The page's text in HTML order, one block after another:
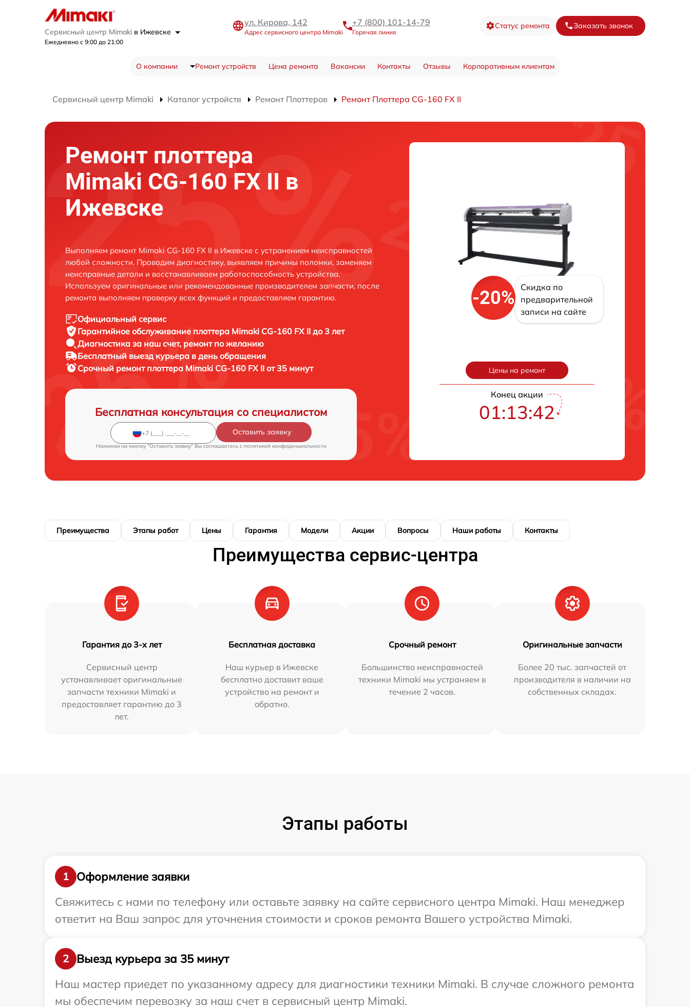
Сервисный центр Mimaki в Ижевске
Ежедневно с 9:00 до 21:00
ул. Кирова, 142
Адрес сервисного центра Mimaki
+7 (800) 101-14-79
Горячая линия
Статус ремонта Заказать звонок
О компании Ремонт устройств Цена ремонта Вакансии Контакты Отзывы Корпоративным клиентам
Сервисный центр Mimaki Каталог устройств Ремонт Плоттеров Ремонт Плоттера CG-160 FX II
Ремонт плоттера
Mimaki CG-160 FX II в
Ижевске
Выполняем ремонт Mimaki CG-160 FX II в Ижевске с устранением неисправностей
любой сложности. Проводим диагностику, выявляем причины поломки, заменяем
неисправные детали и восстанавливаем работоспособность устройства.
Используем оригинальные или рекомендованные производителем запчасти, после
ремонта выполняем проверку всех функций и предоставляем гарантию.
Официальный сервис
Гарантийное обслуживание плоттера Mimaki CG-160 FX II до 3 лет
Диагностика за наш счет, ремонт по желанию
Бесплатный выезд курьера в день обращения
Срочный ремонт плоттера Mimaki CG-160 FX II от 35 минут
Бесплатная консультация со специалистом
Оставить заявку
Нажимая на кнопку "Оставить заявку" Вы соглашаетесь c политикой конфиденциальности
-20%
Скидка по
предварительной
записи на сайте
Цены на ремонт
Конец акции
01:13:42
Преимущества Этапы работ Цены Гарантия Модели Акции Вопросы Наши работы Контакты
Преимущества сервис-центра
Гарантия до 3-х лет
Сервисный центр
устанавливает оригинальные
запчасти техники Mimaki и
предоставляет гарантию до 3
лет.
Бесплатная доставка
Наш курьер в Ижевске
бесплатно доставит ваше
устройство на ремонт и
обратно.
Срочный ремонт
Большинство неисправностей
техники Mimaki мы устраняем в
течение 2 часов.
Оригинальные запчасти
Более 20 тыс. запчастей от
производителя в наличии на
собственных складах.
Этапы работы
1
Оформление заявки
Свяжитесь с нами по телефону или оставьте заявку на сайте сервисного центра Mimaki. Наш менеджер
ответит на Ваш запрос для уточнения стоимости и сроков ремонта Вашего устройства Mimaki.
2
Выезд курьера за 35 минут
Наш мастер приедет по указанному адресу для диагностики техники Mimaki. В случае сложного ремонта
мы обеспечим перевозку за наш счет в сервисный центр Mimaki.